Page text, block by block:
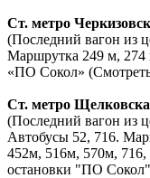
Ст. метро
(Последний вагон из
Маршрутка 249 м, 274
«ПО Сокол»
Ст. метро
(Последний вагон из
Автобусы 52, 716.
452м, 516м, 570м, 716,
остановки "ПО